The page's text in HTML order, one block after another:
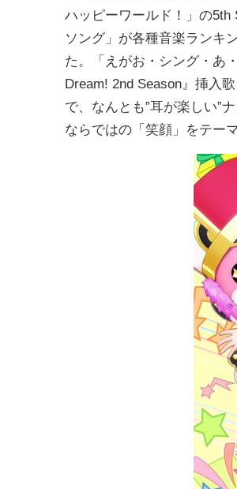
ハッピーワールド！」の5th
ソング」が各種音楽ランキ
た。「えがお・シング・あ
Dream! 2nd Season』挿入
で、なんとも”耳が楽しい”
ならではの「笑顔」をテー